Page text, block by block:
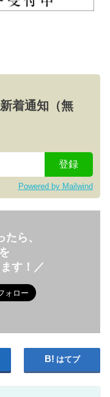
着通知（無
Powered by Mailwind
ら、
す！／
はてブ